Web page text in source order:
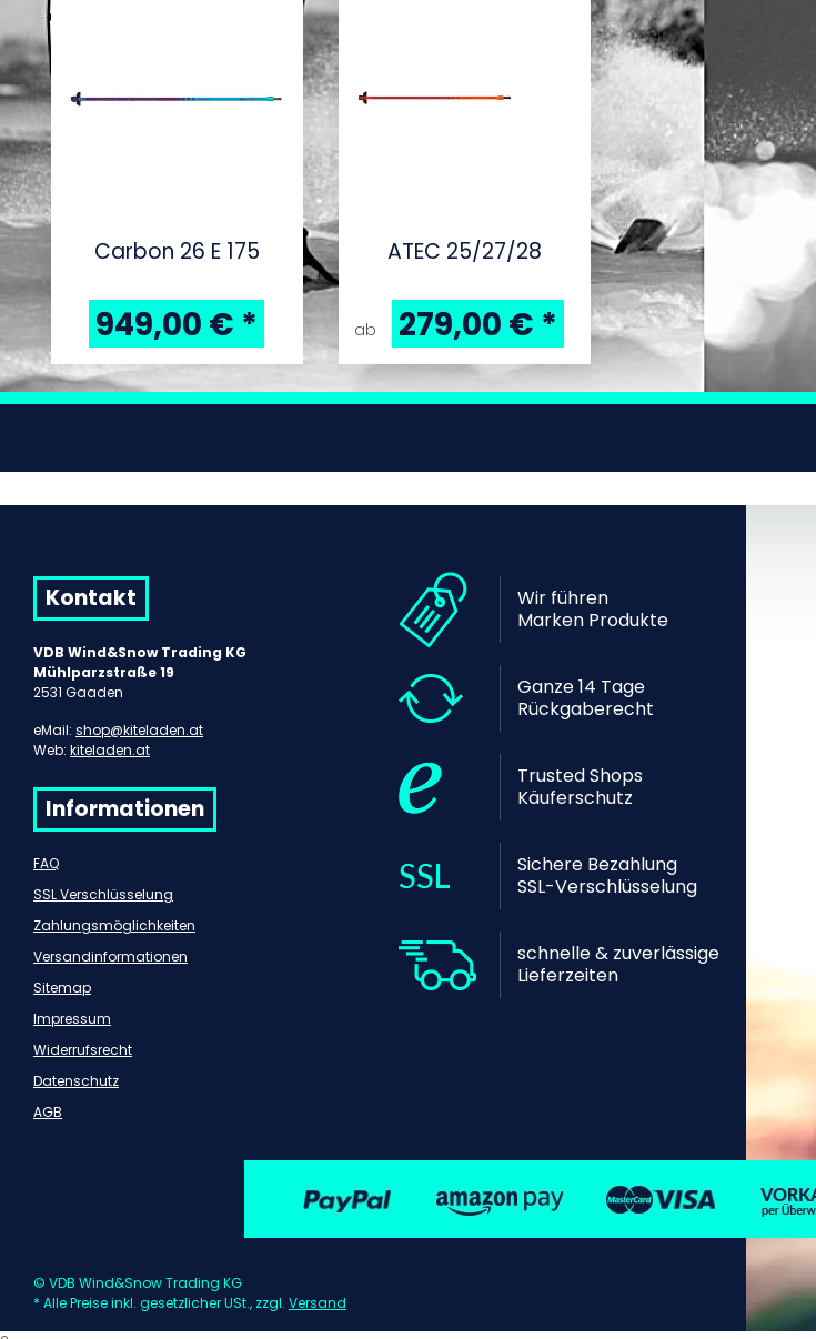
Carbon 26 E 175
949,00 € *
ATEC 25/27/28
ab 279,00 € *
Kontakt
VDB Wind&Snow Trading KG
Mühlparzstraße 19
2531 Gaaden
eMail: shop@kiteladen.at
Web: kiteladen.at
Informationen
FAQ
SSL Verschlüsselung
Zahlungsmöglichkeiten
Versandinformationen
Sitemap
Impressum
Widerrufsrecht
Datenschutz
AGB
Wir führen
Marken Produkte
Ganze 14 Tage
Rückgaberecht
Trusted Shops
Käuferschutz
Sichere Bezahlung
SSL-Verschlüsselung
schnelle & zuverlässige
Lieferzeiten
© VDB Wind&Snow Trading KG
* Alle Preise inkl. gesetzlicher USt., zzgl. Versand